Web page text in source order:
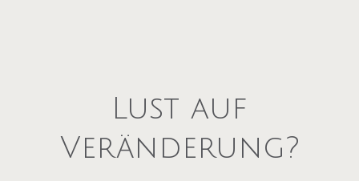
Lust auf
Veränderung?